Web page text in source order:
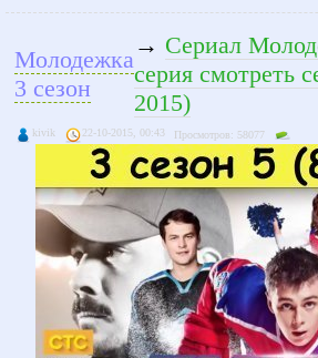
Молодежка
3 сезон
→ Сериал
серия смотреть
2015)
kivik 22-10-2015, 00:43 Просмотров: 58077